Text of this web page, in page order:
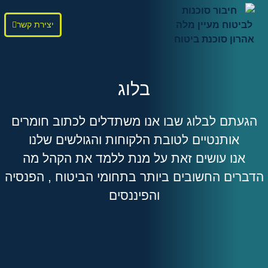
יצירת קשר
בלוג
הגעתם לבלוג שבו אנו משתדלים לכתוב חומרים
אותנטיים לטובת הלקוחות והגולשים שלנו
אנו עושים זאת על מנת ללמד את הקהל מה
הדברים החשובים ביותר בתחומי הביטוח , הפנסיה
והפיננסים